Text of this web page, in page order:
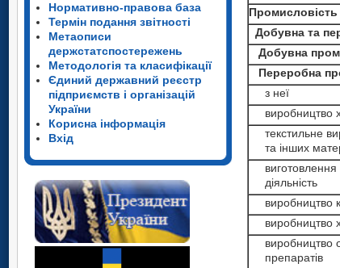
Нормативно-правова база
Термін подання звітності
Метаописи
держстатспостережень
Методологія та класифікації
Єдиний державний реєстр
підприємств і організацій
України
Корисна інформація
Вхід
Промисловість
Добувна та
Добувна
Переробна
з неї
виробництво
текстильне
та інших
виготовлення
діяльність
виробництво
виробництво
виробництво
препаратів